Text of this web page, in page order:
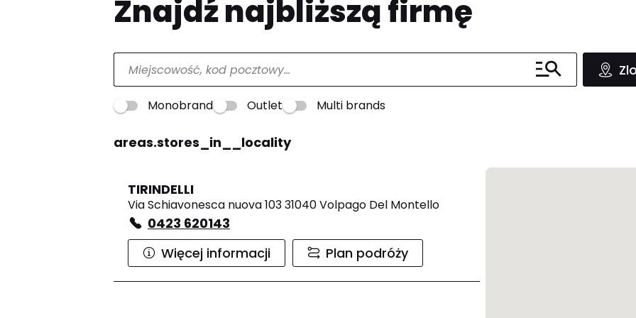
Znajdź najbliższą firmę
Monobrand Outlet Multi brands
areas.stores_in__locality
TIRINDELLI
Via Schiavonesca nuova 103 31040 Volpago Del Montello
0423 620143
Więcej informacji
Plan podróży